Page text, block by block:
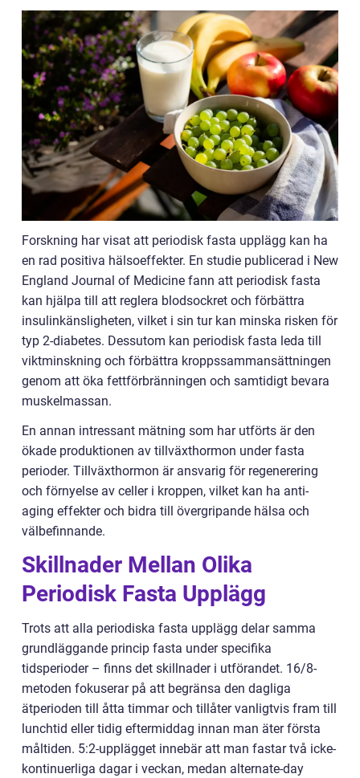
Forskning har visat att periodisk fasta upplägg kan ha
en rad positiva hälsoeffekter. En studie publicerad i New
England Journal of Medicine fann att periodisk fasta
kan hjälpa till att reglera blodsockret och förbättra
insulinkänsligheten, vilket i sin tur kan minska risken för
typ 2-diabetes. Dessutom kan periodisk fasta leda till
viktminskning och förbättra kroppssammansättningen
genom att öka fettförbränningen och samtidigt bevara
muskelmassan.
En annan intressant mätning som har utförts är den
ökade produktionen av tillväxthormon under fasta
perioder. Tillväxthormon är ansvarig för regenerering
och förnyelse av celler i kroppen, vilket kan ha anti-
aging effekter och bidra till övergripande hälsa och
välbefinnande.
Skillnader Mellan Olika
Periodisk Fasta Upplägg
Trots att alla periodiska fasta upplägg delar samma
grundläggande princip fasta under specifika
tidsperioder – finns det skillnader i utförandet. 16/8-
metoden fokuserar på att begränsa den dagliga
ätperioden till åtta timmar och tillåter vanligtvis fram till
lunchtid eller tidig eftermiddag innan man äter första
måltiden. 5:2-upplägget innebär att man fastar två icke-
kontinuerliga dagar i veckan, medan alternate-day